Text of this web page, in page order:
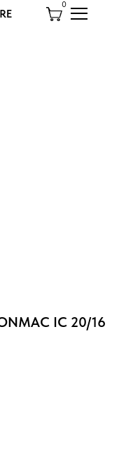
0
IC 20/16